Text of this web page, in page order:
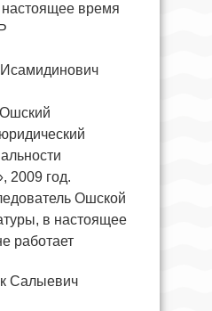
настоящее время
2009 год.
Ошской
в настоящее
работает
Салыевич